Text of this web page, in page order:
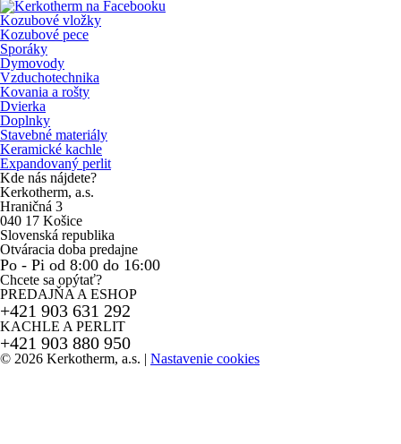
Kozubové vložky
Kozubové pece
Sporáky
Dymovody
Vzduchotechnika
Kovania a rošty
Dvierka
Doplnky
Stavebné materiály
Keramické kachle
Expandovaný perlit
Kde nás nájdete?
Kerkotherm, a.s.
Hraničná 3
040 17 Košice
Slovenská republika
Otváracia doba predajne
Po - Pi od 8:00 do 16:00
Chcete sa opýtať?
PREDAJŇA A ESHOP
+421 903 631 292
KACHLE A PERLIT
+421 903 880 950
© 2026 Kerkotherm, a.s. | Nastavenie cookies